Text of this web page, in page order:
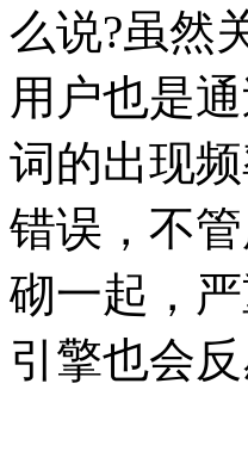
么说?虽然
用户也是
词的出现
错误，不
砌一起，
引擎也会反